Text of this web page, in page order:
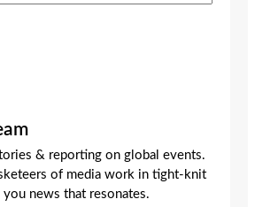
& reporting on global events.
of media work in tight-knit
news that resonates.